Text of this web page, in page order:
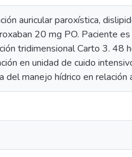
auricular paroxística,
20 mg PO. Paciente
tridimensional Carto 3. 48
en unidad de cuido
manejo hídrico en relación